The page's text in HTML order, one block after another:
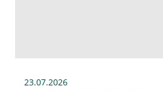
23.07.2026